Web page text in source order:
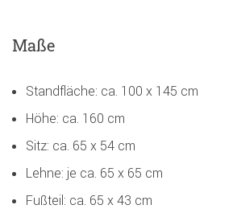
Maße
Standfläche: ca. 100 x 145 cm
Höhe: ca. 160 cm
Sitz: ca. 65 x 54 cm
Lehne: je ca. 65 x 65 cm
Fußteil: ca. 65 x 43 cm